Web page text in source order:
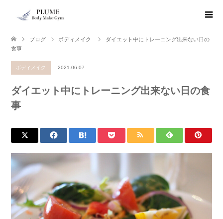
ブログ ボディメイク
ダイエット中にトレーニング出来ない日の
食事
ボディメイク 2021.06.07
ダイエット中にトレーニング出来ない日の食
事